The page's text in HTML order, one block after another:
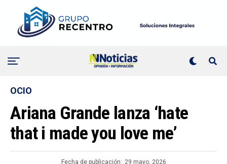
OCIO
Ariana Grande lanza ‘hate
that i made you love me’
Fecha de publicación: 29 mayo, 2026